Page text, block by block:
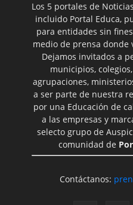
Los 5 portales de
incluido Portal Educa,
para entidades sin
medio de prensa donde
Dejamos invitados a
municipios,
agrupaciones,
a ser parte de nuestra
por una Educación de
a las empresas y
selecto grupo de
comunidad de
Contáctanos: